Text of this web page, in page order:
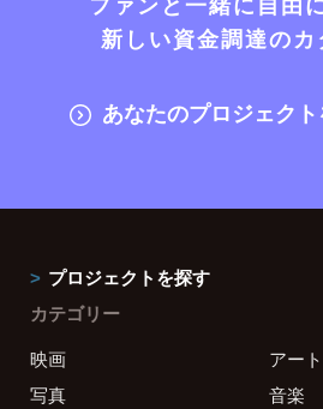
新しい資金調達のカ
あなたのプロジェク
プロジェクトを探す
カテゴリー
映画
アート
写真
音楽